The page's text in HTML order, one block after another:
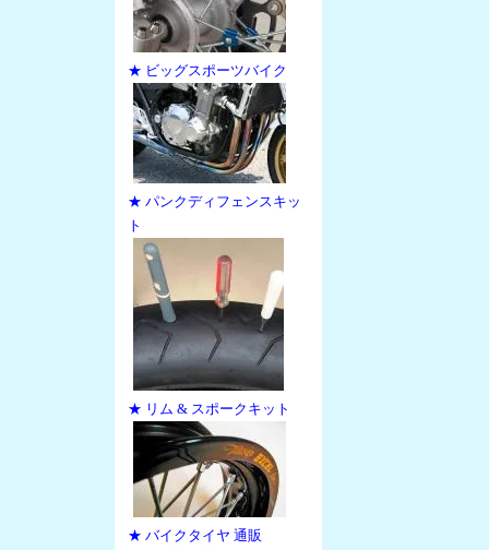
★ ビッグスポーツバイク
★ パンクディフェンスキッ
ト
★ リム & スポークキット
★ バイクタイヤ 通販